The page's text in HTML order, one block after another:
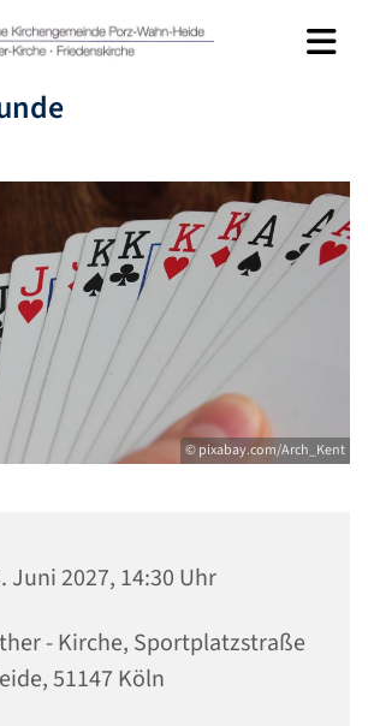
© pixabay.com/Arch_Kent
Juni 2027, 14:30 Uhr
- Kirche, Sportplatzstraße
51147 Köln